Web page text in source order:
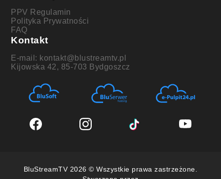
PPV Regulamin
Polityka Prywatności
FAQ
Kontakt
E-mail: kontakt@blustreamtv.pl
Kijowska 42, 85-703 Bydgoszcz
BluStreamTV 2026 © Wszystkie prawa zastrzeżone.